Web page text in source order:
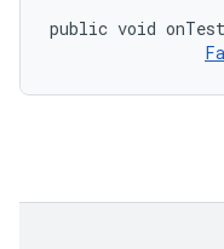
public void